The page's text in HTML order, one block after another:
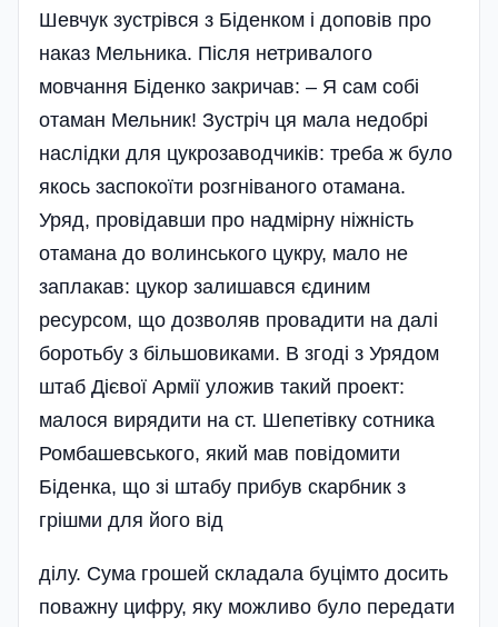
Шевчук зустрівся з Біденком і доповів про
наказ Мельника. Після нетривалого
мовчання Біденко закричав: – Я сам собі
отаман Мельник! Зустріч ця мала недобрі
наслідки для цукрозаводчиків: треба ж було
якось заспокоїти розгніваного отамана.
Уряд, провідавши про надмірну ніжність
отамана до волинського цукру, мало не
заплакав: цукор залишався єдиним
ресурсом, що дозволяв провадити на далі
боротьбу з більшовиками. В згоді з Урядом
штаб Дієвої Армії уложив такий проект:
малося вирядити на ст. Шепетівку сотника
Ромбашевського, який мав повідомити
Біденка, що зі штабу прибув скарбник з
грішми для його від
ділу. Сума грошей складала буцімто досить
поважну цифру, яку можливо було передати